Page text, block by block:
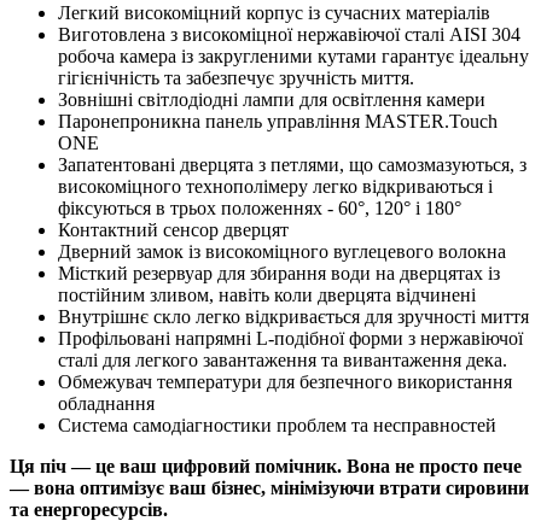
Легкий високоміцний корпус із сучасних матеріалів
Виготовлена з високоміцної нержавіючої сталі AISI 304
робоча камера із закругленими кутами гарантує ідеальну
гігієнічність та забезпечує зручність миття.
Зовнішні світлодіодні лампи для освітлення камери
Паронепроникна панель управління MASTER.Touch
ONE
Запатентовані дверцята з петлями, що самозмазуються, з
високоміцного технополімеру легко відкриваються і
фіксуються в трьох положеннях - 60°, 120° і 180°
Контактний сенсор дверцят
Дверний замок із високоміцного вуглецевого волокна
Місткий резервуар для збирання води на дверцятах із
постійним зливом, навіть коли дверцята відчинені
Внутрішнє скло легко відкривається для зручності миття
Профільовані напрямні L-подібної форми з нержавіючої
сталі для легкого завантаження та вивантаження дека.
Обмежувач температури для безпечного використання
обладнання
Система самодіагностики проблем та несправностей
Ця піч — це ваш цифровий помічник. Вона не просто пече
— вона оптимізує ваш бізнес, мінімізуючи втрати сировини
та енергоресурсів.